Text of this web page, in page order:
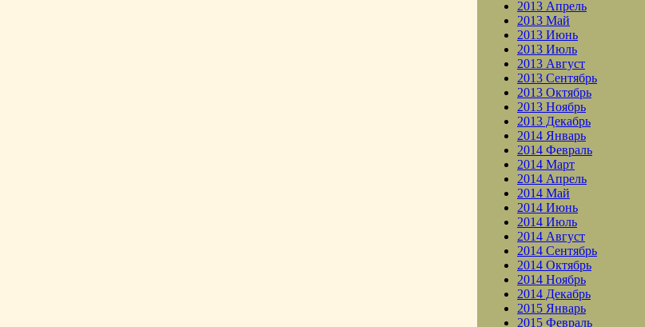
2013 Апрель
2013 Май
2013 Июнь
2013 Июль
2013 Август
2013 Сентябрь
2013 Октябрь
2013 Ноябрь
2013 Декабрь
2014 Январь
2014 Февраль
2014 Март
2014 Апрель
2014 Май
2014 Июнь
2014 Июль
2014 Август
2014 Сентябрь
2014 Октябрь
2014 Ноябрь
2014 Декабрь
2015 Январь
2015 Февраль